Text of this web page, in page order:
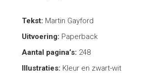
Tekst: Martin Gayford
Uitvoering: Paperback
Aantal pagina’s: 248
Illustraties: Kleur en zwart-wit